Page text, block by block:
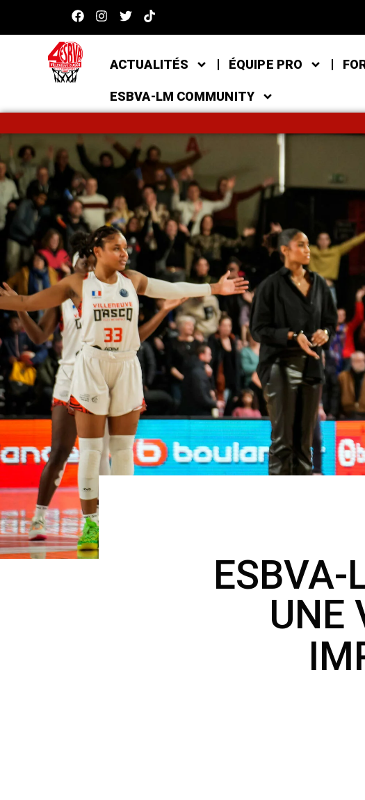
ACTUALITÉS ÉQUIPE PRO
ESBVA-LM COMMUNITY
ESBVA-
UNE